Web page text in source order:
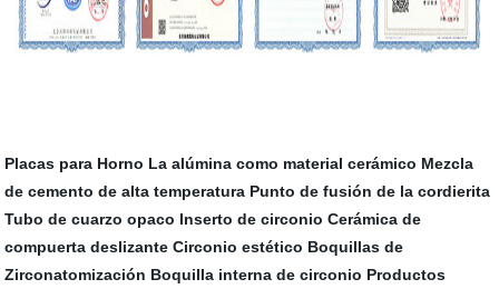
Placas para Horno La alúmina como material cerámico Mezcla
de cemento de alta temperatura Punto de fusión de la cordierita
Tubo de cuarzo opaco Inserto de circonio Cerámica de
compuerta deslizante Circonio estético Boquillas de
Zirconatomización Boquilla interna de circonio Productos